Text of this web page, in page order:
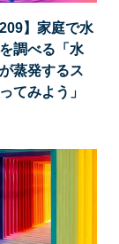
】家庭で水
調べる「水
蒸発するス
てみよう」